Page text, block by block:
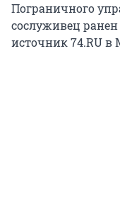
Пограничного
сослуживец
источник 74.RU в